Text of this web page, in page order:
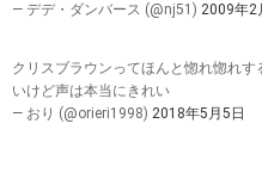
— デデ・ダンバース (@nj51) 2009年2
クリスブラウンってほんと惚れ惚れ
いけど声は本当にきれい
— おり (@orieri1998) 2018年5月5日